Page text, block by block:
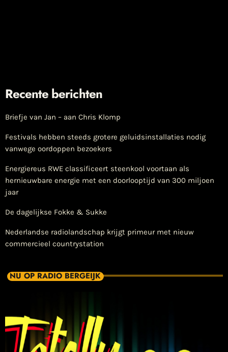
Recente berichten
Briefje van Jan – aan Chris Klomp
Festivals hebben steeds grotere geluidsinstallaties nodig
vanwege oordoppen bezoekers
Energiereus RWE classificeert steenkool voortaan als
hernieuwbare energie met een doorlooptijd van 300 miljoen
jaar
De dagelijkse Fokke & Sukke
Nederlandse radiolandschap krijgt primeur met nieuw
commercieel countrystation
NU OP RADIO BERGEIJK